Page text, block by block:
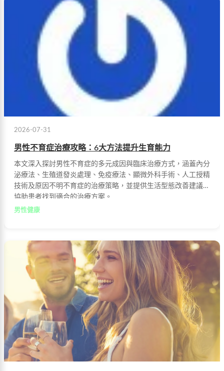
2026-07-31
男性不育症治療攻略：6大方法提升生育能力
本文深入探討男性不育症的多元成因與臨床治療方式，涵蓋內分
泌療法、生殖道發炎處理、免疫療法、顯微外科手術、人工授精
技術及原因不明不育症的治療策略，並提供生活型態改善建議，
協助患者找到適合的治療方案。
男性健康